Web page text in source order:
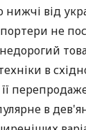
нижчі від
не
в
її
в